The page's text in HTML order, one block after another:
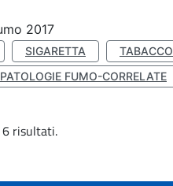
2017
SIGARETTA TABACCO
PATOLOGIE FUMO-CORRELATE
risultati.